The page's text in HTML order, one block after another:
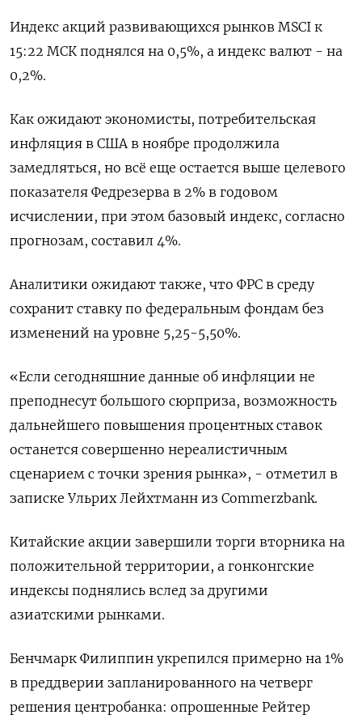
Индекс акций развивающихся рынков MSCI к
15:22 МСК поднялся на 0,5%, а индекс валют - на
0,2%.
Как ожидают экономисты, потребительская
инфляция в США в ноябре продолжила
замедляться, но всё еще остается выше целевого
показателя Федрезерва в 2% в годовом
исчислении, при этом базовый индекс, согласно
прогнозам, составил 4%.
Аналитики ожидают также, что ФРС в среду
сохранит ставку по федеральным фондам без
изменений на уровне 5,25-5,50%.
«Если сегодняшние данные об инфляции не
преподнесут большого сюрприза, возможность
дальнейшего повышения процентных ставок
останется совершенно нереалистичным
сценарием с точки зрения рынка», - отметил в
записке Ульрих Лейхтманн из Commerzbank.
Китайские акции завершили торги вторника на
положительной территории, а гонконгские
индексы поднялись вслед за другими
азиатскими рынками.
Бенчмарк Филиппин укрепился примерно на 1%
в преддверии запланированного на четверг
решения центробанка: опрошенные Рейтер